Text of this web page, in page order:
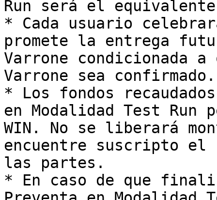
Run será el
* Cada usuario
promete la entrega
Varrone condicionada
Varrone sea confirmado.
* Los fondos
en Modalidad Test Run
WIN. No se liberará
encuentre suscripto
las partes.
* En caso de que